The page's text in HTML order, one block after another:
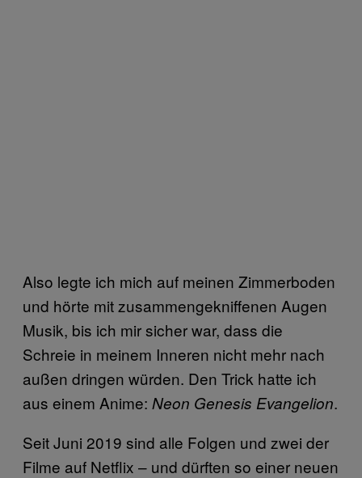
Also legte ich mich auf meinen Zimmerboden
und hörte mit zusammengekniffenen Augen
Musik, bis ich mir sicher war, dass die
Schreie in meinem Inneren nicht mehr nach
außen dringen würden. Den Trick hatte ich
aus einem Anime: Neon Genesis Evangelion.
Seit Juni 2019 sind alle Folgen und zwei der
Filme auf Netflix – und dürften so einer neuen